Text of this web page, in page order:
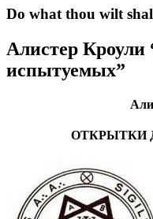
Do what thou wilt
Алистер
испытуемых”
ОТКРЫТКИ